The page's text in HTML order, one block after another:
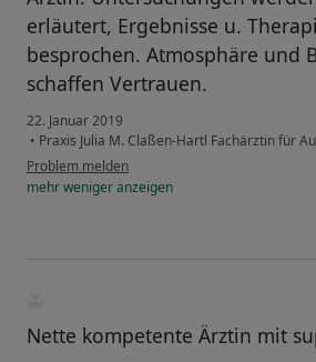
erläutert, Ergebnisse u.
besprochen. Atmosphäre und
schaffen Vertrauen.
22. Januar 2019
• Praxis Julia M. Claßen-Hartl Fachärztin für
Problem melden
mehrwenigeranzeigen
Nette kompetente Ärztin mit